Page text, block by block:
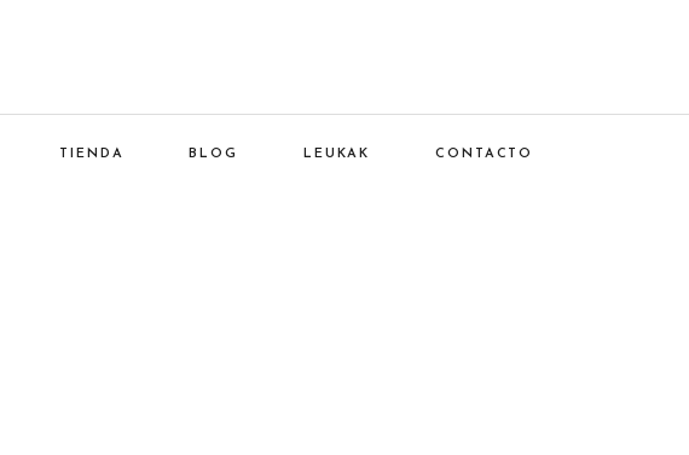
TIENDA BLOG LEUKAK CONTACTO